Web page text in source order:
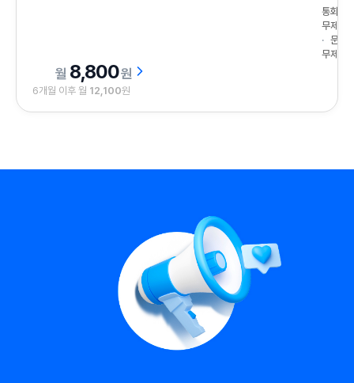
통화
무제한
문자
무제한
8,800원
6개월 이후 월 12,100원